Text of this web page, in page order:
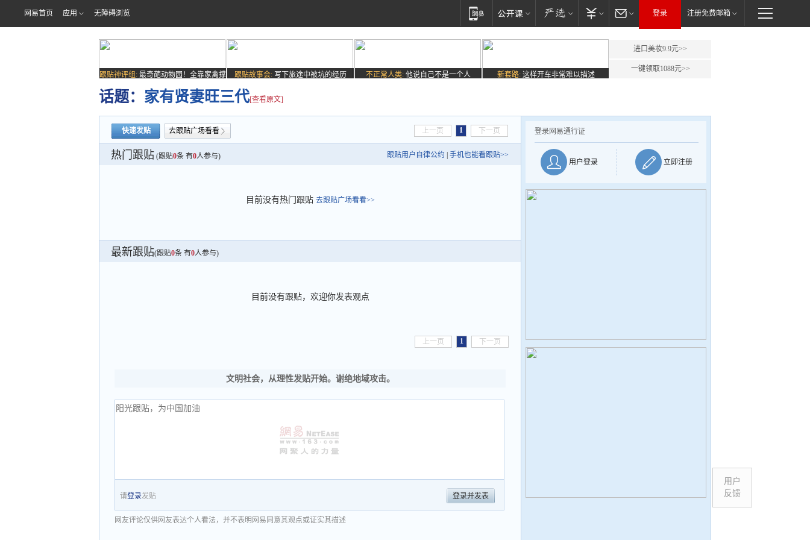
网易首页 应用 无障碍浏览 登录 注册免费邮箱
跟贴神评组: 最奇葩动物园！全靠家禽撑
场子
跟贴故事会: 写下旅途中被坑的经历 不正常人类: 他说自己不是一个人 新套路: 这样开车非常难以描述
进口美妆9.9元>>
一键领取1088元>>
话题： 家有贤妻旺三代[查看原文]
快速发贴 去跟贴广场看看 上一页 1 下一页
热门跟贴 (跟贴0条 有0人参与) 跟贴用户自律公约 手机也能看跟贴>>
目前没有热门跟贴 去跟贴广场看看>>
最新跟贴(跟贴0条 有0人参与)
目前没有跟贴，欢迎你发表观点
上一页 1 下一页
文明社会，从理性发贴开始。谢绝地域攻击。
请登录发贴 登录并发表
网友评论仅供网友表达个人看法，并不表明网易同意其观点或证实其描述
登录网易通行证
用户登录 立即注册
用户
反馈